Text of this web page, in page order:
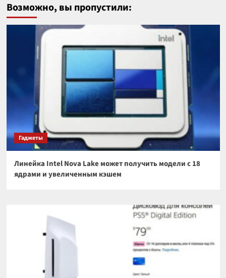
Возможно, вы пропустили:
Гаджеты
Линейка Intel Nova Lake может получить модели с 18
ядрами и увеличенным кэшем